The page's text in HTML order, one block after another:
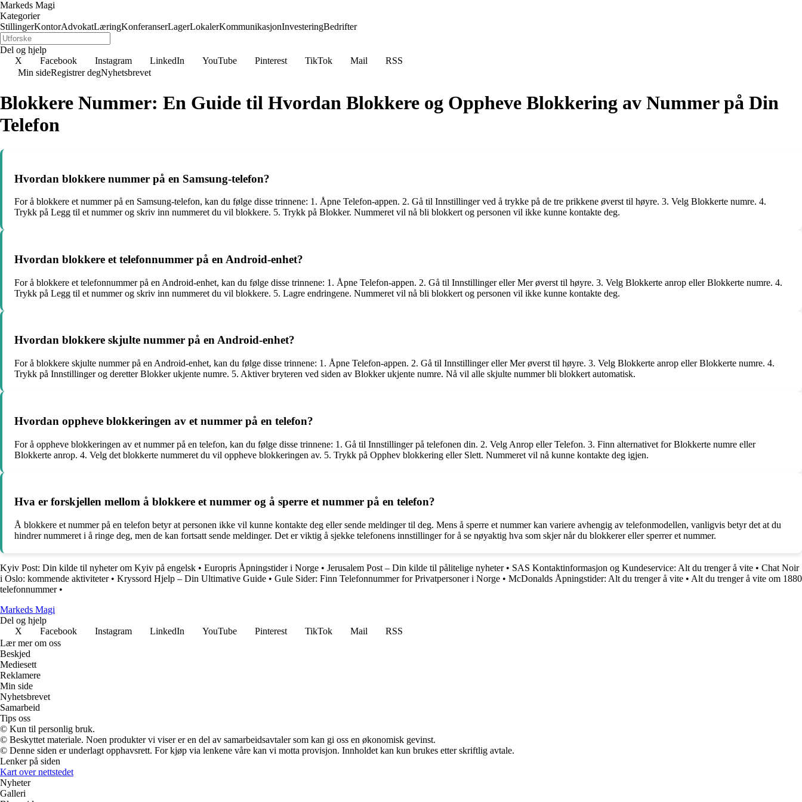
Markeds Magi
Kategorier
StillingerKontorAdvokatLæringKonferanserLagerLokalerKommunikasjonInvesteringBedrifter
Del og hjelp
X
Facebook Instagram LinkedIn YouTube Pinterest TikTok Mail
RSS
Min sideRegistrer degNyhetsbrevet
Blokkere Nummer: En Guide til Hvordan Blokkere og Oppheve Blokkering av Nummer på Din
Telefon
Hvordan blokkere nummer på en Samsung-telefon?
For å blokkere et nummer på en Samsung-telefon, kan du følge disse trinnene: 1. Åpne Telefon-appen. 2. Gå til Innstillinger ved å trykke på de tre prikkene øverst til høyre. 3. Velg Blokkerte numre. 4.
Trykk på Legg til et nummer og skriv inn nummeret du vil blokkere. 5. Trykk på Blokker. Nummeret vil nå bli blokkert og personen vil ikke kunne kontakte deg.
Hvordan blokkere et telefonnummer på en Android-enhet?
For å blokkere et telefonnummer på en Android-enhet, kan du følge disse trinnene: 1. Åpne Telefon-appen. 2. Gå til Innstillinger eller Mer øverst til høyre. 3. Velg Blokkerte anrop eller Blokkerte numre. 4.
Trykk på Legg til et nummer og skriv inn nummeret du vil blokkere. 5. Lagre endringene. Nummeret vil nå bli blokkert og personen vil ikke kunne kontakte deg.
Hvordan blokkere skjulte nummer på en Android-enhet?
For å blokkere skjulte nummer på en Android-enhet, kan du følge disse trinnene: 1. Åpne Telefon-appen. 2. Gå til Innstillinger eller Mer øverst til høyre. 3. Velg Blokkerte anrop eller Blokkerte numre. 4.
Trykk på Innstillinger og deretter Blokker ukjente numre. 5. Aktiver bryteren ved siden av Blokker ukjente numre. Nå vil alle skjulte nummer bli blokkert automatisk.
Hvordan oppheve blokkeringen av et nummer på en telefon?
For å oppheve blokkeringen av et nummer på en telefon, kan du følge disse trinnene: 1. Gå til Innstillinger på telefonen din. 2. Velg Anrop eller Telefon. 3. Finn alternativet for Blokkerte numre eller
Blokkerte anrop. 4. Velg det blokkerte nummeret du vil oppheve blokkeringen av. 5. Trykk på Opphev blokkering eller Slett. Nummeret vil nå kunne kontakte deg igjen.
Hva er forskjellen mellom å blokkere et nummer og å sperre et nummer på en telefon?
Å blokkere et nummer på en telefon betyr at personen ikke vil kunne kontakte deg eller sende meldinger til deg. Mens å sperre et nummer kan variere avhengig av telefonmodellen, vanligvis betyr det at du
hindrer nummeret i å ringe deg, men de kan fortsatt sende meldinger. Det er viktig å sjekke telefonens innstillinger for å se nøyaktig hva som skjer når du blokkerer eller sperrer et nummer.
Kyiv Post: Din kilde til nyheter om Kyiv på engelsk • Europris Åpningstider i Norge • Jerusalem Post – Din kilde til pålitelige nyheter• SAS Kontaktinformasjon og Kundeservice: Alt du trenger å vite • Chat Noir
i Oslo: kommende aktiviteter• Kryssord Hjelp – Din Ultimative Guide • Gule Sider: Finn Telefonnummer for Privatpersoner i Norge • McDonalds Åpningstider: Alt du trenger å vite • Alt du trenger å vite om 1880
telefonnummer•
Markeds Magi
Del og hjelp
X
Facebook Instagram LinkedIn YouTube Pinterest TikTok Mail
RSS
Lær mer om oss
Beskjed
Mediesett
Reklamere
Min side
Nyhetsbrevet
Samarbeid
Tips oss
© Kun til personlig bruk.
© Beskyttet materiale. Noen produkter vi viser er en del av samarbeidsavtaler som kan gi oss en økonomisk gevinst.
© Denne siden er underlagt opphavsrett. For kjøp via lenkene våre kan vi motta provisjon. Innholdet kan kun brukes etter skriftlig avtale.
Lenker på siden
Kart over nettstedet
Nyheter
Galleri